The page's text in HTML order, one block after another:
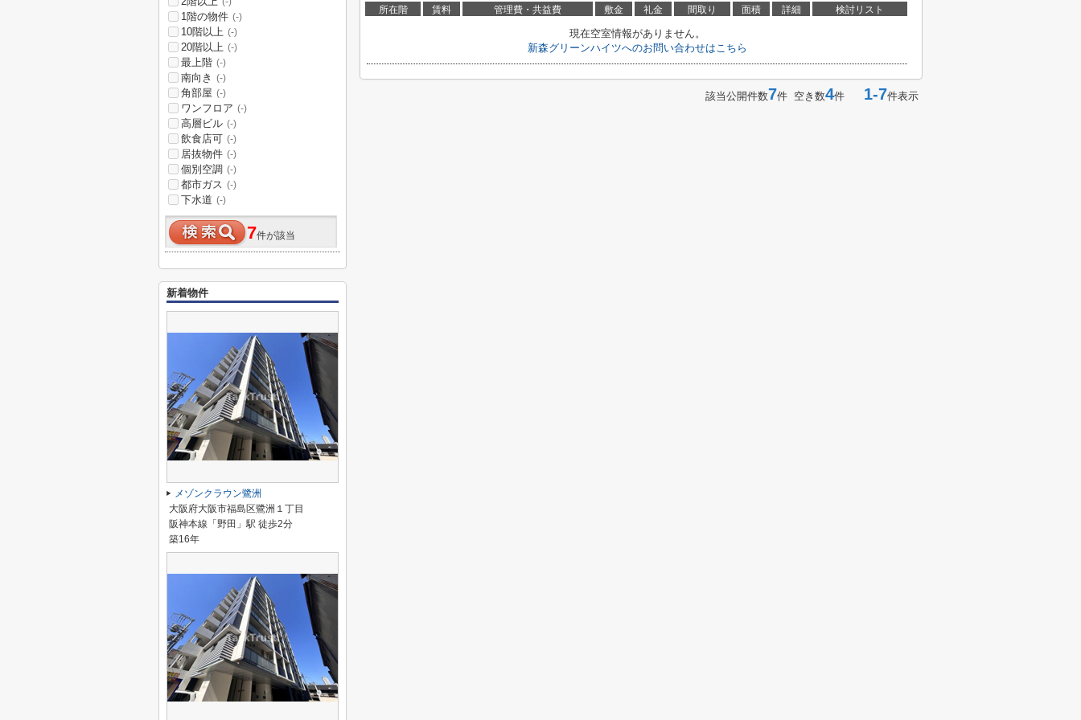
所在階 賃料 管理費・共益費 敷金 礼金 間取り 面積 詳細 検討リスト
現在空室情報がありません。
新森グリーンハイツへのお問い合わせはこちら
該当公開件数7件 空き数4件 1-7件表示
1階の物件 (-)
10階以上 (-)
20階以上 (-)
最上階 (-)
南向き (-)
角部屋 (-)
ワンフロア (-)
高層ビル (-)
飲食店可 (-)
居抜物件 (-)
個別空調 (-)
都市ガス (-)
下水道 (-)
7件が該当
新着物件
メゾンクラウン鷺洲
大阪府大阪市福島区鷺洲１丁目
阪神本線「野田」駅 徒歩2分
築16年